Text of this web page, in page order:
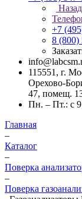
Назад
+7
8 (800)
115551, г.
Орехово-
47, помещ.
Пн. – Пт.: с
Главная
–
Каталог
–
Поверка
–
Поверка